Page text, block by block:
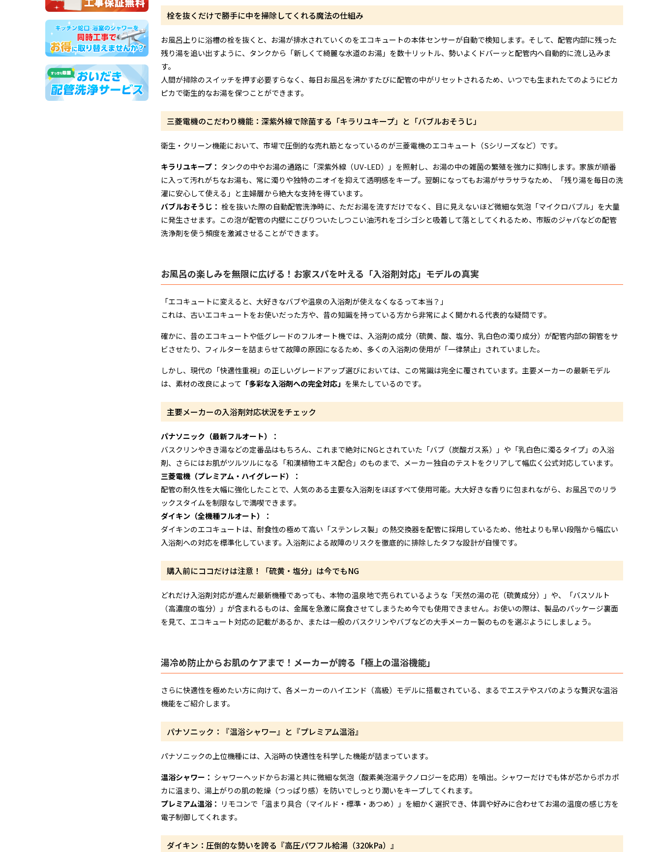
栓を抜くだけで勝手に中を掃除してくれる魔法の仕組み
お風呂上りに浴槽の栓を抜くと、お湯が排水されていくのをエコキュートの本体センサーが自動で検知します。そして、配管内部に残った
残り湯を追い出すように、タンクから「新しくて綺麗な水道のお湯」を数十リットル、勢いよくドバーッと配管内へ自動的に流し込みま
す。
人間が掃除のスイッチを押す必要すらなく、毎日お風呂を沸かすたびに配管の中がリセットされるため、いつでも生まれたてのようにピカ
ピカで衛生的なお湯を保つことができます。
三菱電機のこだわり機能：深紫外線で除菌する「キラリユキープ」と「バブルおそうじ」
衛生・クリーン機能において、市場で圧倒的な売れ筋となっているのが三菱電機のエコキュート（Sシリーズなど）です。
キラリユキープ： タンクの中やお湯の通路に「深紫外線（UV-LED）」を照射し、お湯の中の雑菌の繁殖を強力に抑制します。家族が順番
に入って汚れがちなお湯も、常に濁りや独特のニオイを抑えて透明感をキープ。翌朝になってもお湯がサラサラなため、「残り湯を毎日の洗
濯に安心して使える」と主婦層から絶大な支持を得ています。
バブルおそうじ： 栓を抜いた際の自動配管洗浄時に、ただお湯を流すだけでなく、目に見えないほど微細な気泡「マイクロバブル」を大量
に発生させます。この泡が配管の内壁にこびりついたしつこい油汚れをゴシゴシと吸着して落としてくれるため、市販のジャバなどの配管
洗浄剤を使う頻度を激減させることができます。
お風呂の楽しみを無限に広げる！お家スパを叶える「入浴剤対応」モデルの真実
「エコキュートに変えると、大好きなバブや温泉の入浴剤が使えなくなるって本当？」
これは、古いエコキュートをお使いだった方や、昔の知識を持っている方から非常によく聞かれる代表的な疑問です。
確かに、昔のエコキュートや低グレードのフルオート機では、入浴剤の成分（硫黄、酸、塩分、乳白色の濁り成分）が配管内部の銅管をサ
ビさせたり、フィルターを詰まらせて故障の原因になるため、多くの入浴剤の使用が「一律禁止」されていました。
しかし、現代の「快適性重視」の正しいグレードアップ選びにおいては、この常識は完全に覆されています。主要メーカーの最新モデル
は、素材の改良によって 「多彩な入浴剤への完全対応」 を果たしているのです。
主要メーカーの入浴剤対応状況をチェック
パナソニック（最新フルオート）：
バスクリンやきき湯などの定番品はもちろん、これまで絶対にNGとされていた「バブ（炭酸ガス系）」や「乳白色に濁るタイプ」の入浴
剤、さらにはお肌がツルツルになる「和漢植物エキス配合」のものまで、メーカー独自のテストをクリアして幅広く公式対応しています。
三菱電機（プレミアム・ハイグレード）：
配管の耐久性を大幅に強化したことで、人気のある主要な入浴剤をほぼすべて使用可能。大大好きな香りに包まれながら、お風呂でのリラ
ックスタイムを制限なしで満喫できます。
ダイキン（全機種フルオート）：
ダイキンのエコキュートは、耐食性の極めて高い「ステンレス製」の熱交換器を配管に採用しているため、他社よりも早い段階から幅広い
入浴剤への対応を標準化しています。入浴剤による故障のリスクを徹底的に排除したタフな設計が自慢です。
購入前にココだけは注意！「硫黄・塩分」は今でもNG
どれだけ入浴剤対応が進んだ最新機種であっても、本物の温泉地で売られているような「天然の湯の花（硫黄成分）」や、「バスソルト
（高濃度の塩分）」が含まれるものは、金属を急激に腐食させてしまうため今でも使用できません。お使いの際は、製品のパッケージ裏面
を見て、エコキュート対応の記載があるか、または一般のバスクリンやバブなどの大手メーカー製のものを選ぶようにしましょう。
湯冷め防止からお肌のケアまで！メーカーが誇る「極上の温浴機能」
さらに快適性を極めたい方に向けて、各メーカーのハイエンド（高級）モデルに搭載されている、まるでエステやスパのような贅沢な温浴
機能をご紹介します。
パナソニック：『温浴シャワー』と『プレミアム温浴』
パナソニックの上位機種には、入浴時の快適性を科学した機能が詰まっています。
温浴シャワー： シャワーヘッドからお湯と共に微細な気泡（酸素美泡湯テクノロジーを応用）を噴出。シャワーだけでも体が芯からポカポ
カに温まり、湯上がりの肌の乾燥（つっぱり感）を防いでしっとり潤いをキープしてくれます。
プレミアム温浴： リモコンで「温まり具合（マイルド・標準・あつめ）」を細かく選択でき、体調や好みに合わせてお湯の温度の感じ方を
電子制御してくれます。
ダイキン：圧倒的な勢いを誇る『高圧パワフル給湯（320kPa）』